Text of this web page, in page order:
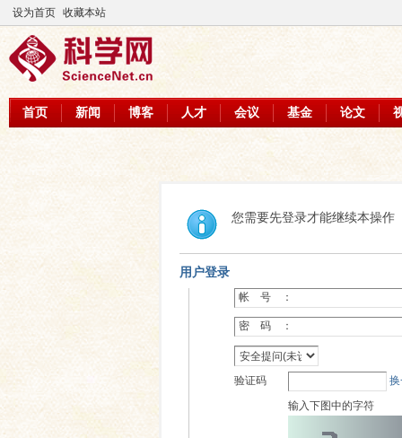
设为首页 收藏本站
首页 新闻 博客 人才 会议 基金 论文
您需要先登录才能继续本操作
用户登录
帐 号 ：
密 码 ：
验证码
输入下图中的字符